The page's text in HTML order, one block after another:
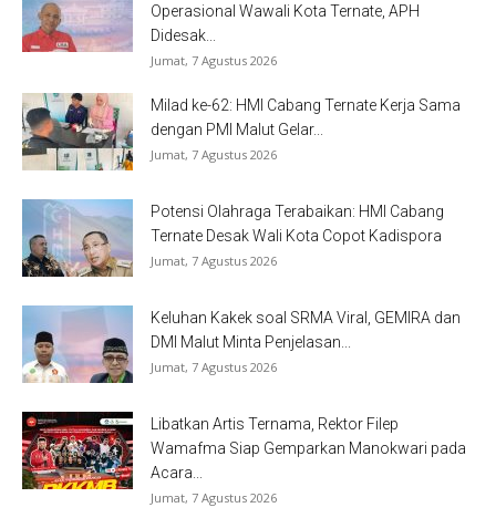
Operasional Wawali Kota Ternate, APH
Didesak...
Jumat, 7 Agustus 2026
Milad ke-62: HMI Cabang Ternate Kerja Sama
dengan PMI Malut Gelar...
Jumat, 7 Agustus 2026
Potensi Olahraga Terabaikan: HMI Cabang
Ternate Desak Wali Kota Copot Kadispora
Jumat, 7 Agustus 2026
Keluhan Kakek soal SRMA Viral, GEMIRA dan
DMI Malut Minta Penjelasan...
Jumat, 7 Agustus 2026
Libatkan Artis Ternama, Rektor Filep
Wamafma Siap Gemparkan Manokwari pada
Acara...
Jumat, 7 Agustus 2026